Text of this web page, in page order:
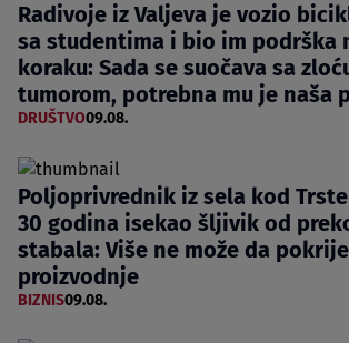
Radivoje iz Valjeva je vozio
sa studentima i bio im podrška
koraku: Sada se suočava sa
tumorom, potrebna mu je naša
DRUŠTVO09.08.
Poljoprivrednik iz sela kod
30 godina isekao šljivik od
stabala: Više ne može da
proizvodnje
BIZNIS09.08.